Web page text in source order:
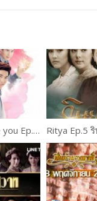
The Ghost that love you Ep.9 (2 of 2) Ritya Ep.5